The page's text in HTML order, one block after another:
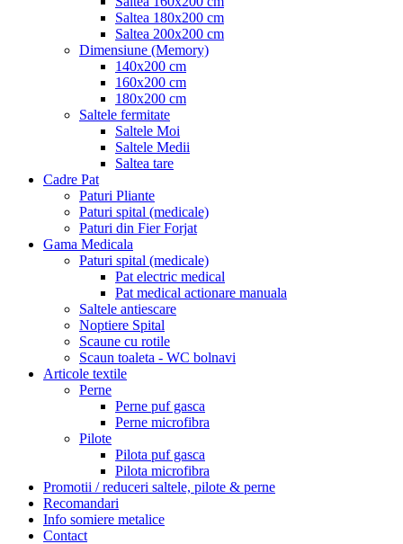
Saltea 180x200 cm
Saltea 200x200 cm
Dimensiune (Memory)
140x200 cm
160x200 cm
180x200 cm
Saltele fermitate
Saltele Moi
Saltele Medii
Saltea tare
Cadre Pat
Paturi Pliante
Paturi spital (medicale)
Paturi din Fier Forjat
Gama Medicala
Paturi spital (medicale)
Pat electric medical
Pat medical actionare manuala
Saltele antiescare
Noptiere Spital
Scaune cu rotile
Scaun toaleta - WC bolnavi
Articole textile
Perne
Perne puf gasca
Perne microfibra
Pilote
Pilota puf gasca
Pilota microfibra
Promotii / reduceri saltele, pilote & perne
Recomandari
Info somiere metalice
Contact